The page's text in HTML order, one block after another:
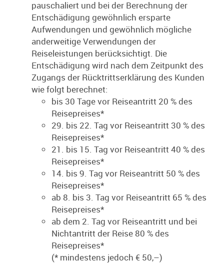
pauschaliert und bei der Berechnung der
Entschädigung gewöhnlich ersparte
Aufwendungen und gewöhnlich mögliche
anderweitige Verwendungen der
Reiseleistungen berücksichtigt. Die
Entschädigung wird nach dem Zeitpunkt des
Zugangs der Rücktrittserklärung des Kunden
wie folgt berechnet:
bis 30 Tage vor Reiseantritt 20 % des
Reisepreises*
29. bis 22. Tag vor Reiseantritt 30 % des
Reisepreises*
21. bis 15. Tag vor Reiseantritt 40 % des
Reisepreises*
14. bis 9. Tag vor Reiseantritt 50 % des
Reisepreises*
ab 8. bis 3. Tag vor Reiseantritt 65 % des
Reisepreises*
ab dem 2. Tag vor Reiseantritt und bei
Nichtantritt der Reise 80 % des
Reisepreises*
(* mindestens jedoch € 50,–)